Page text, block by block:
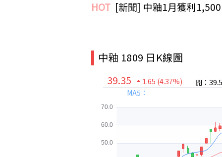
HOT [新聞] 中釉1月獲利
中釉 1809 日K線圖
39.35
1.65 (4.37%)
開：
MA5：